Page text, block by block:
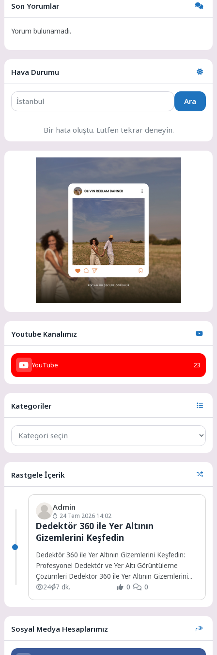
kamuoyunun yakından...
Son Yorumlar
Yorum bulunamadı.
Hava Durumu
Ara
Bir hata oluştu. Lütfen tekrar deneyin.
Youtube Kanalımız
YouTube 23
Kategoriler
Rastgele İçerik
Admin
24 Tem 2026 14:02
Dedektör 360 ile Yer Altının
Gizemlerini Keşfedin
Dedektör 360 ile Yer Altının Gizemlerini Keşfedin:
Profesyonel Dedektör ve Yer Altı Görüntüleme
Çözümleri Dedektör 360 ile Yer Altının Gizemlerini...
24 7 dk. 0 0
Sosyal Medya Hesaplarımız